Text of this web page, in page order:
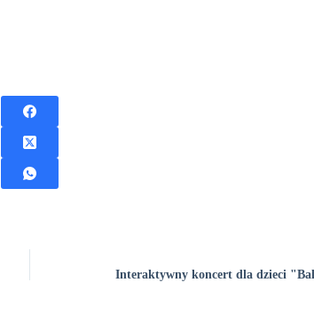
Interaktywny koncert dla dzieci